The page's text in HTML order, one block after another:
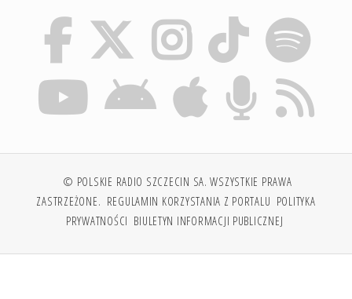
© POLSKIE RADIO SZCZECIN SA. WSZYSTKIE PRAWA
ZASTRZEŻONE. REGULAMIN KORZYSTANIA Z PORTALU POLITYKA
PRYWATNOŚCI BIULETYN INFORMACJI PUBLICZNEJ